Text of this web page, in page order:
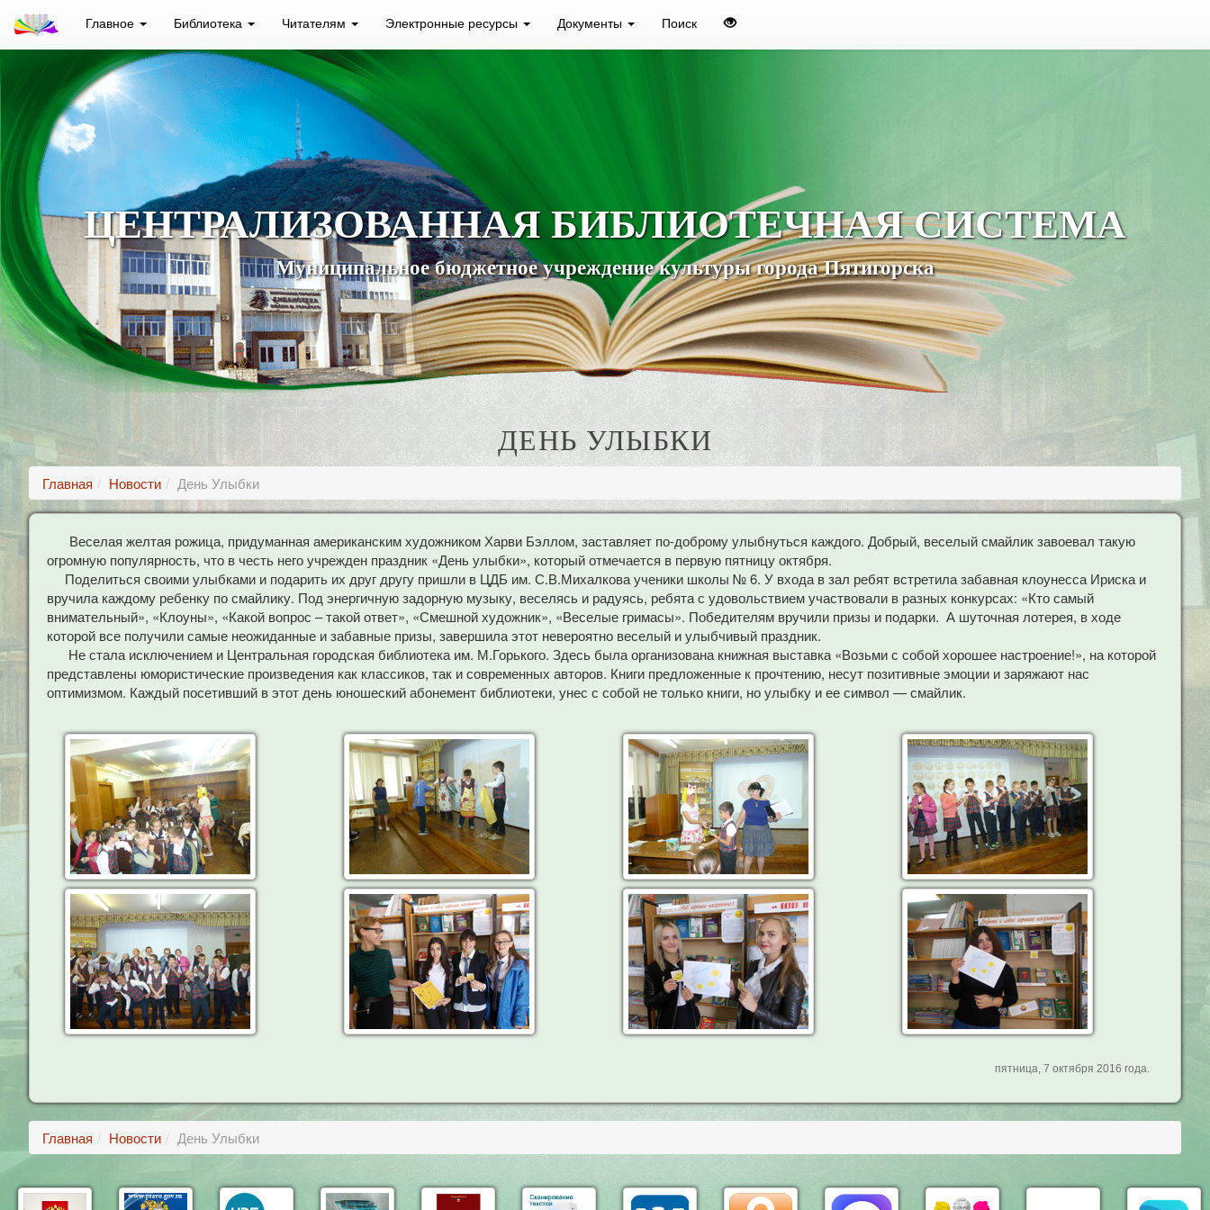
Главное Библиотека Читателям Электронные ресурсы Документы Поиск
ЦЕНТРАЛИЗОВАННАЯ БИБЛИОТЕЧНАЯ СИСТЕМА
Муниципальное бюджетное учреждение культуры города Пятигорска
ДЕНЬ УЛЫБКИ
Главная Новости День Улыбки
Веселая желтая рожица, придуманная американским художником Харви Бэллом, заставляет по-доброму улыбнуться каждого. Добрый, веселый смайлик завоевал такую
огромную популярность, что в честь него учрежден праздник «День улыбки», который отмечается в первую пятницу октября.
Поделиться своими улыбками и подарить их друг другу пришли в ЦДБ им. С.В.Михалкова ученики школы № 6. У входа в зал ребят встретила забавная клоунесса Ириска и
вручила каждому ребенку по смайлику. Под энергичную задорную музыку, веселясь и радуясь, ребята с удовольствием участвовали в разных конкурсах: «Кто самый
внимательный», «Клоуны», «Какой вопрос – такой ответ», «Смешной художник», «Веселые гримасы». Победителям вручили призы и подарки. А шуточная лотерея, в ходе
которой все получили самые неожиданные и забавные призы, завершила этот невероятно веселый и улыбчивый праздник.
Не стала исключением и Центральная городская библиотека им. М.Горького. Здесь была организована книжная выставка «Возьми с собой хорошее настроение!», на которой
представлены юмористические произведения как классиков, так и современных авторов. Книги предложенные к прочтению, несут позитивные эмоции и заряжают нас
оптимизмом. Каждый посетивший в этот день юношеский абонемент библиотеки, унес с собой не только книги, но улыбку и ее символ — смайлик.
пятница, 7 октября 2016 года.
Главная Новости День Улыбки